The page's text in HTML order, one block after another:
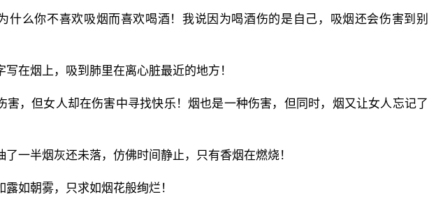
什么你不喜欢吸烟而喜欢喝酒！我说因为喝酒伤的是自己，吸烟还会伤害到别
写在烟上，吸到肺里在离心脏最近的地方！
害，但女人却在伤害中寻找快乐！烟也是一种伤害，但同时，烟又让女人忘记了
了一半烟灰还未落，仿佛时间静止，只有香烟在燃烧！
如朝雾，只求如烟花般绚烂！